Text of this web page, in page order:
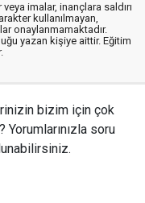
imalar, inançlara saldırı
kullanılmayan,
onaylanmamaktadır.
yazan kişiye aittir. Eğitim
bizim için çok
soru